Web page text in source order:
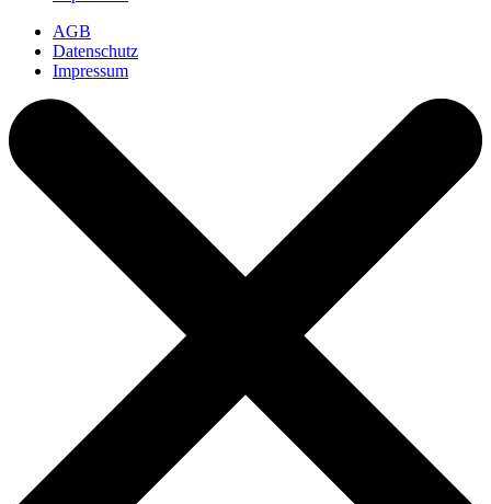
AGB
Datenschutz
Impressum